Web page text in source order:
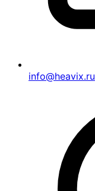
info@heavix.ru